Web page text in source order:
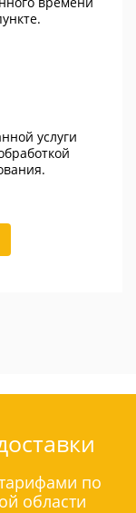
услуги
по
области